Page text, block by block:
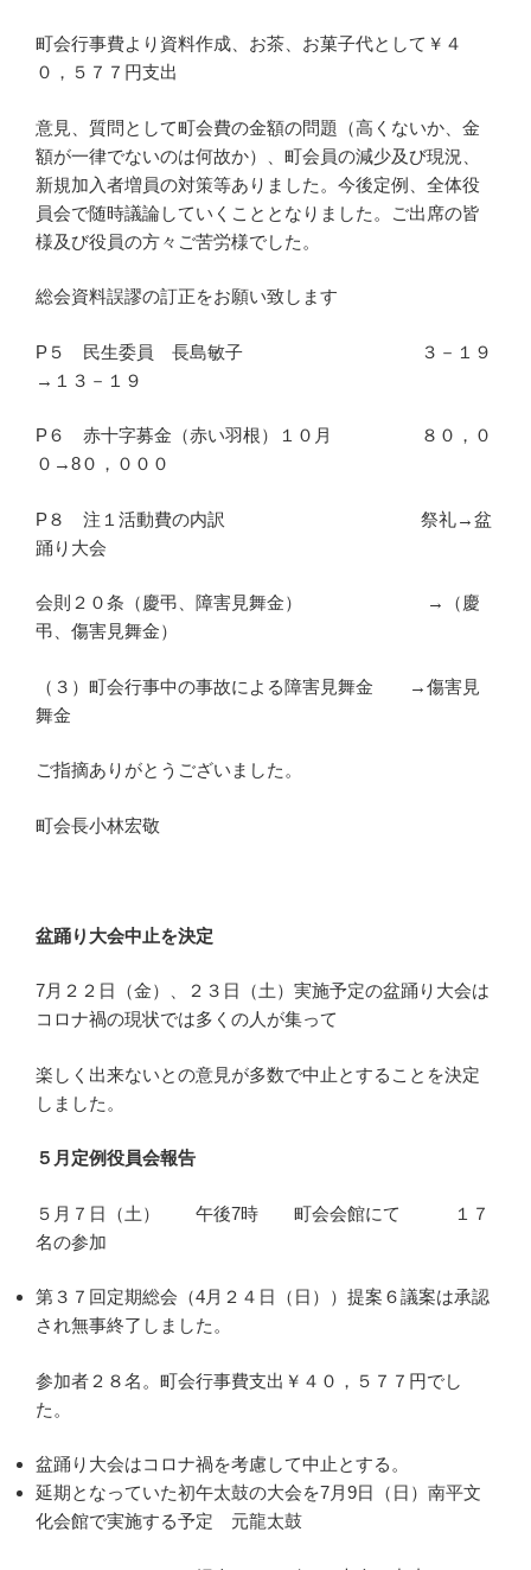
町会行事費より資料作成、お茶、お菓子代として￥４
０，５７７円支出
意見、質問として町会費の金額の問題（高くないか、金
額が一律でないのは何故か）、町会員の減少及び現況、
新規加入者増員の対策等ありました。今後定例、全体役
員会で随時議論していくこととなりました。ご出席の皆
様及び役員の方々ご苦労様でした。
総会資料誤謬の訂正をお願い致します
P５ 民生委員 長島敏子 ３－１９
→１３－１９
P６ 赤十字募金（赤い羽根）１０月 ８０，０
０→8０，０００
P８ 注１活動費の内訳 祭礼→盆
踊り大会
会則２０条（慶弔、障害見舞金） →（慶
弔、傷害見舞金）
（３）町会行事中の事故による障害見舞金 →傷害見
舞金
ご指摘ありがとうございました。
町会長小林宏敬
盆踊り大会中止を決定
7月２２日（金）、２３日（土）実施予定の盆踊り大会は
コロナ禍の現状では多くの人が集って
楽しく出来ないとの意見が多数で中止とすることを決定
しました。
５月定例役員会報告
５月７日（土） 午後7時 町会会館にて １７
名の参加
第３７回定期総会（4月２４日（日））提案６議案は承認
され無事終了しました。
参加者２８名。町会行事費支出￥４０，５７７円でし
た。
盆踊り大会はコロナ禍を考慮して中止とする。
延期となっていた初午太鼓の大会を7月9日（日）南平文
化会館で実施する予定 元龍太鼓